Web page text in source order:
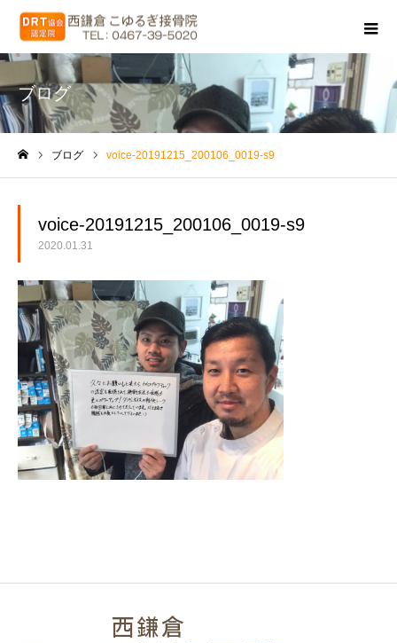
ブログ
ブログ voice-20191215_200106_0019-s9
voice-20191215_200106_0019-s9
2020.01.31